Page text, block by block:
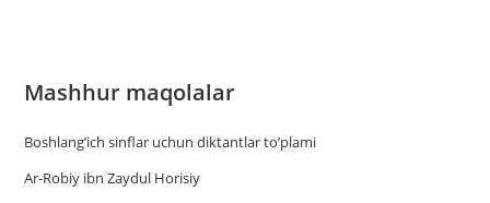
Mashhur maqolalar
Boshlang’ich sinflar uchun diktantlar to’plami
Ar-Robiy ibn Zaydul Horisiy